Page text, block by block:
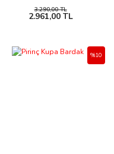
3.290,00 TL
2.961,00 TL
%10